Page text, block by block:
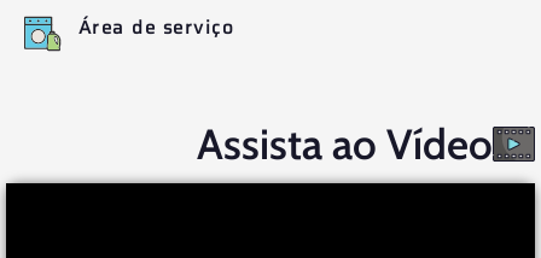
Área de serviço
Assista ao Vídeo